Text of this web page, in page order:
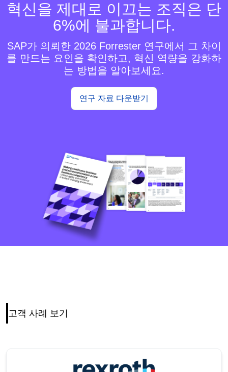
혁신을 제대로 이끄는 조직은 단
6%에 불과합니다.
SAP가 의뢰한 2026 Forrester 연구에서 그 차이
를 만드는 요인을 확인하고, 혁신 역량을 강화하
는 방법을 알아보세요.
연구 자료 다운받기
고객 사례 보기